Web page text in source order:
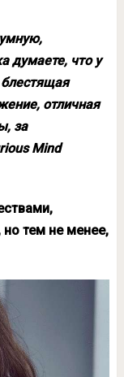
думаете, что у
отличная
за
Mind
тем не менее,